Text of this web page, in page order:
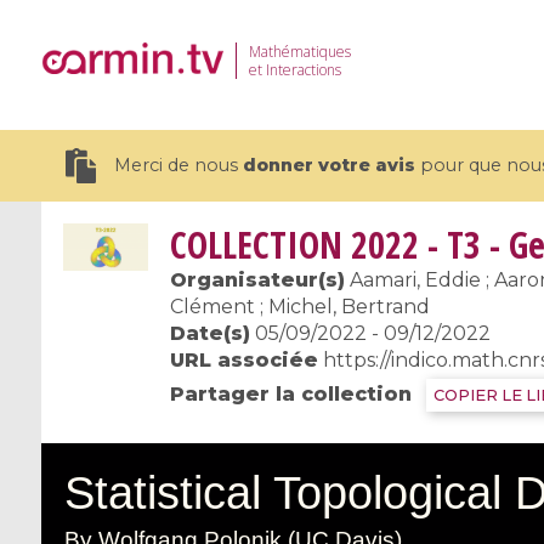
Mathématiques
et Interactions
Merci de nous donner votre avis pour que
19 videos
CEMRACS 2026 : Modeling and AI
Centre d'Eté Mathématique de
Recherche Avancée en Calcul
Scientifique
Coulomb
quantum
Coulomb
affines
COLLECTION 2022 - T3 -
Organisateur(s) Aamari, Eddie ;
Clément ; Michel, Bertrand
Date(s) 05/09/2022 - 09/12/2022
URL associée https://
Partager la collection
COPIER LE